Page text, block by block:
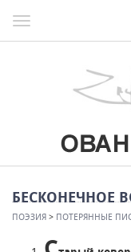
Toggle
navigation
БЕСКОНЕЧНОЕ
ПОЭЗИЯ > ПОТЕРЯННЫЕ